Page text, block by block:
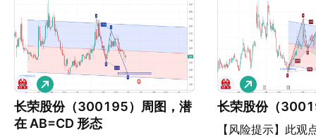
长荣股份（300195）周图，潜
在 AB=CD 形态
做
多
长荣股份（
【风险提示】此观
做
多